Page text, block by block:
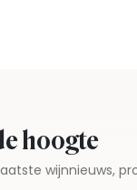
hoogte
wijnnieuws,